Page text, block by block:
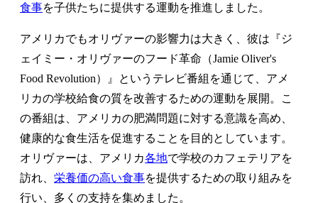
食事を子供たちに提供する運動を推進しました。
アメリカでもオリヴァーの影響力は大きく、彼は『ジ
ェイミー・オリヴァーのフード革命（Jamie Oliver's
Food Revolution）』というテレビ番組を通じて、アメ
リカの学校給食の質を改善するための運動を展開。こ
の番組は、アメリカの肥満問題に対する意識を高め、
健康的な食生活を促進することを目的としています。
オリヴァーは、アメリカ各地で学校のカフェテリアを
訪れ、 栄養価の高い食事を提供するための取り組みを
行い、多くの支持を集めました。